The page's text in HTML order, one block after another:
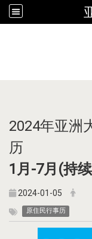
2024年亚洲
历
1月-7月(持
2024-01-05
原住民行事历